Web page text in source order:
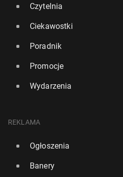
Czytelnia
Ciekawostki
Poradnik
Promocje
Wydarzenia
REKLAMA
Ogłoszenia
Banery